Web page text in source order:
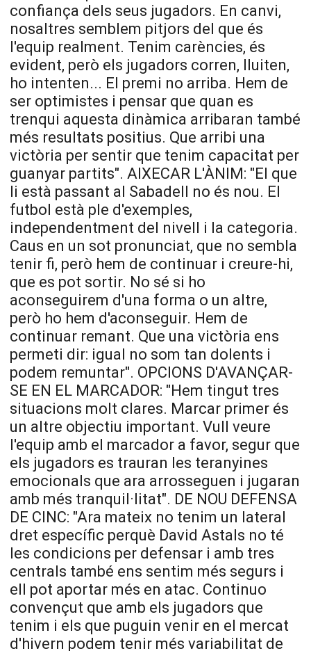
confiança dels seus jugadors. En canvi,
nosaltres semblem pitjors del que és
l'equip realment. Tenim carències, és
evident, però els jugadors corren, lluiten,
ho intenten... El premi no arriba. Hem de
ser optimistes i pensar que quan es
trenqui aquesta dinàmica arribaran també
més resultats positius. Que arribi una
victòria per sentir que tenim capacitat per
guanyar partits". AIXECAR L'ÀNIM: "El que
li està passant al Sabadell no és nou. El
futbol està ple d'exemples,
independentment del nivell i la categoria.
Caus en un sot pronunciat, que no sembla
tenir fi, però hem de continuar i creure-hi,
que es pot sortir. No sé si ho
aconseguirem d'una forma o un altre,
però ho hem d'aconseguir. Hem de
continuar remant. Que una victòria ens
permeti dir: igual no som tan dolents i
podem remuntar". OPCIONS D'AVANÇAR-
SE EN EL MARCADOR: "Hem tingut tres
situacions molt clares. Marcar primer és
un altre objectiu important. Vull veure
l'equip amb el marcador a favor, segur que
els jugadors es trauran les teranyines
emocionals que ara arrosseguen i jugaran
amb més tranquil·litat". DE NOU DEFENSA
DE CINC: "Ara mateix no tenim un lateral
dret específic perquè David Astals no té
les condicions per defensar i amb tres
centrals també ens sentim més segurs i
ell pot aportar més en atac. Continuo
convençut que amb els jugadors que
tenim i els que puguin venir en el mercat
d'hivern podem tenir més variabilitat de